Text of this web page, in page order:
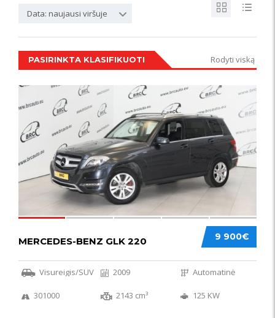
Data: naujausi viršuje
PASIRINKTA KLASIFIKUOTI Rodyti viską
IŠSKIRTINIS
9 900€
MERCEDES-BENZ GLK 220
Visureigis/SUV 2009 Automatinė
301000 2143 cm³ 125 KW